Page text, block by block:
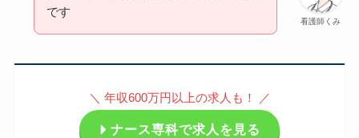
看護師くみ
です
＼ 年収600万円以上の求人も！ ／
ナース専科で求人を見る